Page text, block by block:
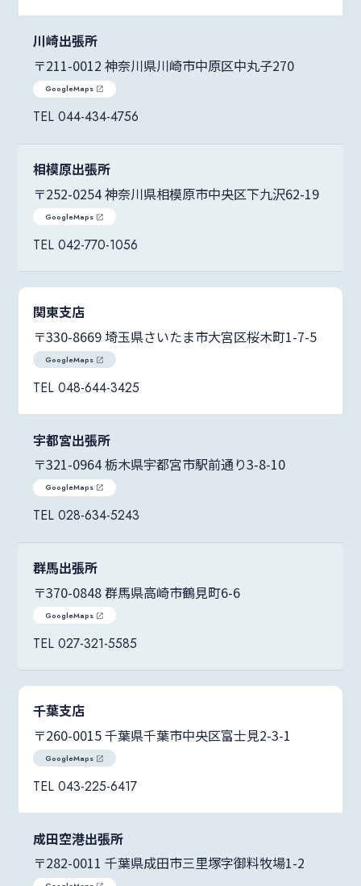
川崎出張所
〒211-0012 神奈川県川崎市中原区中丸子270
GoogleMaps
044-434-4756
相模原出張所
〒252-0254 神奈川県相模原市中央区下九沢62-19
GoogleMaps
042-770-1056
関東支店
〒330-8669 埼玉県さいたま市大宮区桜木町1-7-5
GoogleMaps
048-644-3425
宇都宮出張所
〒321-0964 栃木県宇都宮市駅前通り3-8-10
GoogleMaps
028-634-5243
群馬出張所
〒370-0848 群馬県高崎市鶴見町6-6
GoogleMaps
027-321-5585
千葉支店
〒260-0015 千葉県千葉市中央区富士見2-3-1
GoogleMaps
043-225-6417
成田空港出張所
〒282-0011 千葉県成田市三里塚字御料牧場1-2